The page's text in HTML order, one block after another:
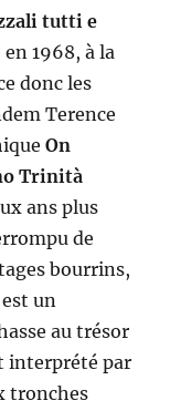
tutti e
1968, à la
donc les
Terence
On
Trinità
ans plus
de
bourrins,
est un
au trésor
interprété par
tronches